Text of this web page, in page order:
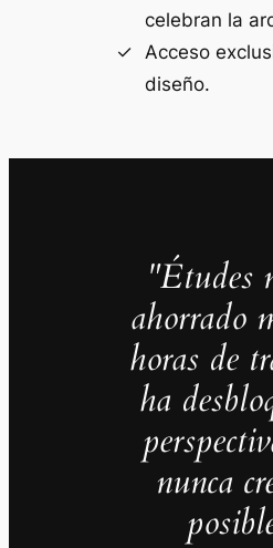
celebran la
Acceso
diseño.
"Études
ahorrado
horas de
ha
nunca